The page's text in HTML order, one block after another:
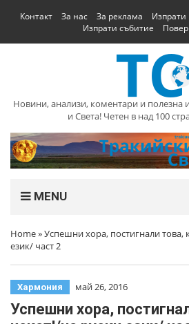
Контакт За нас За реклама
Изпрати събитие
Новини, анализи, коментари и полезна
и Света! Четен в над 100
MENU
Home»Успешни хора, постигнали това,
език/ част 2
Хармония май 26, 2016
Успешни хора,